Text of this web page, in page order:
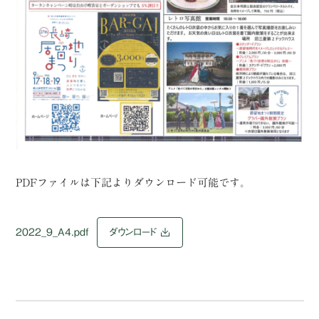
PDFファイルは下記よりダウンロード可能です。
2022_9_A4.pdf ダウンロード